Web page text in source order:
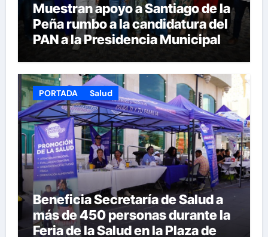
Muestran apoyo a Santiago de la
Peña rumbo a la candidatura del
PAN a la Presidencia Municipal
PORTADA Salud
Beneficia Secretaría de Salud a
más de 450 personas durante la
Feria de la Salud en la Plaza de